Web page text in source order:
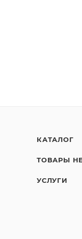
КАТАЛОГ
ТОВАРЫ
УСЛУГИ